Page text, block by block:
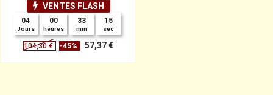
VENTES FLASH
04
Jours
00
heures
33
min
15
sec
104,30 € -45% 57,37 €